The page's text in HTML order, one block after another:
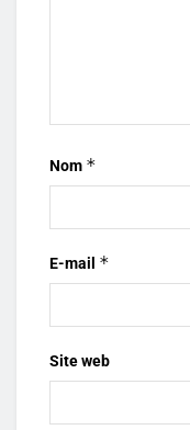
Nom *
E-mail *
Site web